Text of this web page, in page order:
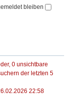
bleiben
0 unsichtbare
der letzten 5
22:58